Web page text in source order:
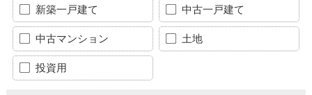
新築一戸建て 中古一戸建て
中古マンション 土地
投資用